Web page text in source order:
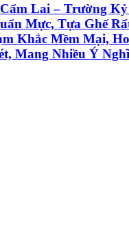
Lai – Trường
Mực, Tựa Ghế
Khắc Mềm Mại,
Mang Nhiều Ý